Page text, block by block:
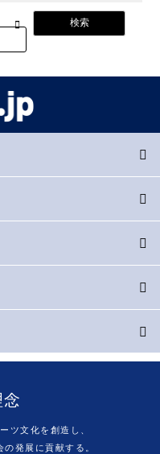
ツ文化を創造し、
発展に貢献する。